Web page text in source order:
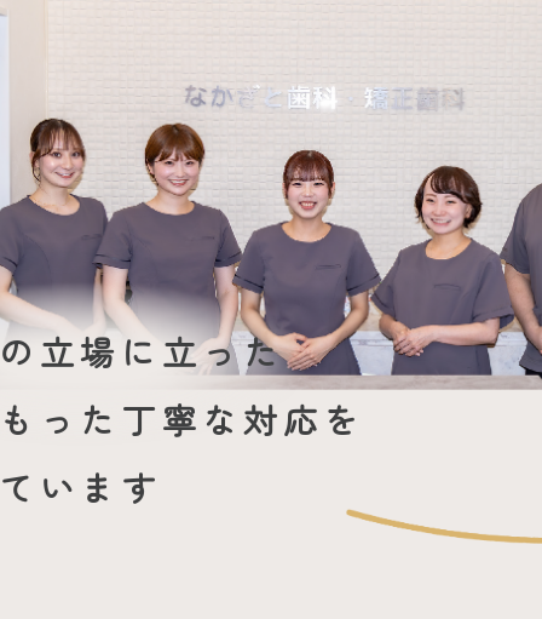
立場に立った
った丁寧な対応を
います